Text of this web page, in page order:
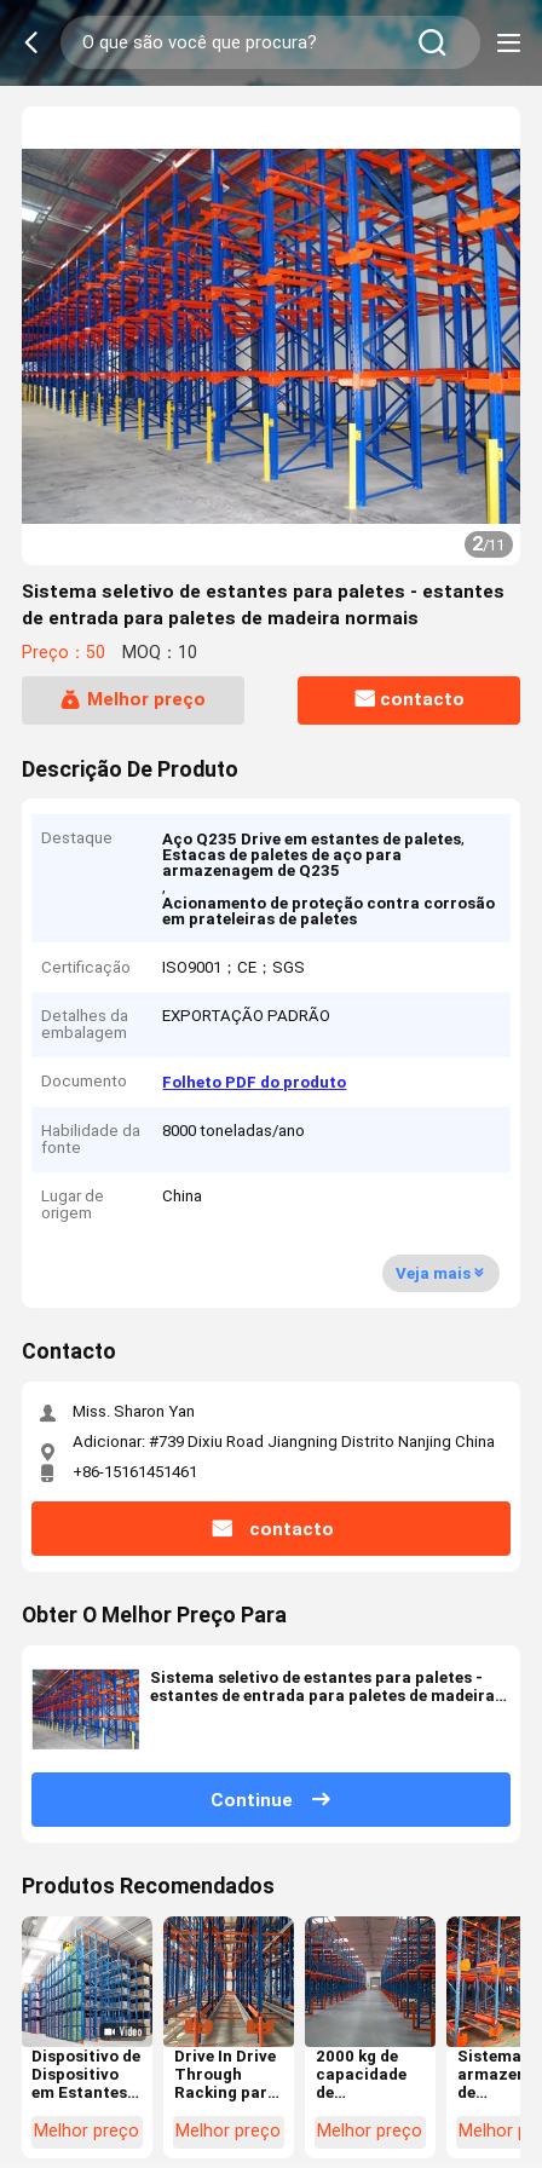
2/11
Sistema seletivo de estantes para paletes - estantes
de entrada para paletes de madeira normais
Preço：50 MOQ：10
Melhor preço contacto
Descrição De Produto
Destaque Aço Q235 Drive em estantes de paletes,
Estacas de paletes de aço para
armazenagem de Q235
,
Acionamento de proteção contra corrosão
em prateleiras de paletes
Certificação ISO9001；CE；SGS
Detalhes da
embalagem
EXPORTAÇÃO PADRÃO
Documento Folheto PDF do produto
Habilidade da
fonte
8000 toneladas/ano
Lugar de
origem
China
Veja mais
Contacto
Miss. Sharon Yan
Adicionar: #739 Dixiu Road Jiangning Distrito Nanjing China
+86-15161451461
contacto
Obter O Melhor Preço Para
Sistema seletivo de estantes para paletes -
estantes de entrada para paletes de madeira
Continue
Produtos Recomendados
Dispositivo de
Dispositivo
em Estantes
Personalizado,
Melhor preço
Drive In Drive
Through
Racking para
de alto
Melhor preço
2000 kg de
capacidade
de
de paletes
Melhor preço
Sistema de
de
Drive-in
Melhor